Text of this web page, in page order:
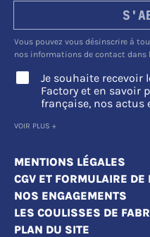
Vous pouvez vous désinscrire à
nos informations de contact
Je souhaite recevoir
Factory et en savoir
française, nos actus
VOIR PLUS +
MENTIONS LÉGALES
CGV ET FORMULAIRE DE
NOS ENGAGEMENTS
LES COULISSES DE
PLAN DU SITE